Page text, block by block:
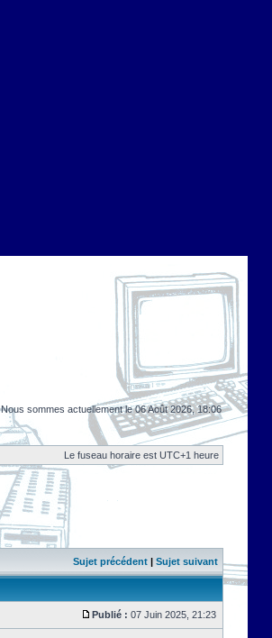
Nous sommes actuellement le 06 Août 2026, 18:06
Le fuseau horaire est UTC+1 heure
Sujet précédent | Sujet suivant
Publié : 07 Juin 2025, 21:23